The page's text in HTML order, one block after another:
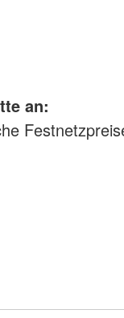
an: